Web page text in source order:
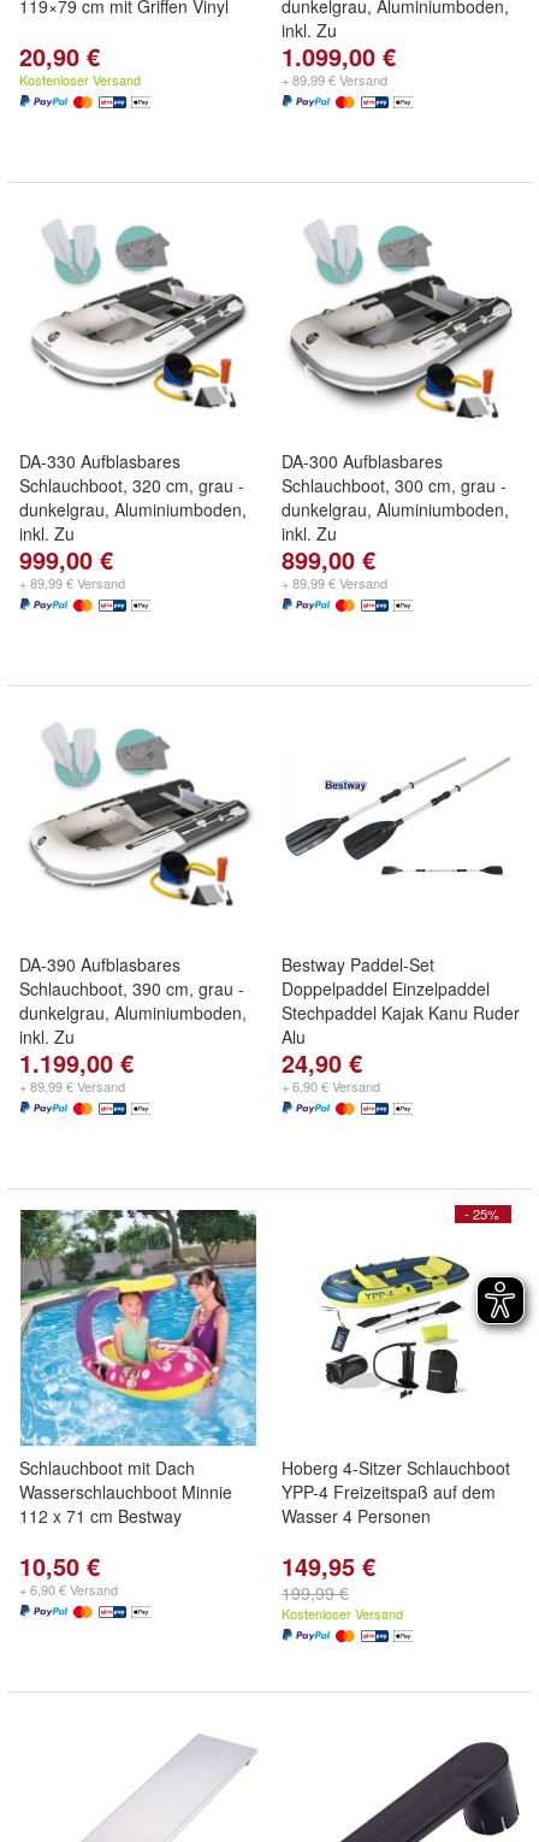
119×79 cm mit Griffen Vinyl
20,90 €
Kostenloser Versand
dunkelgrau, Aluminiumboden,
inkl. Zu
1.099,00 €
+ 89,99 € Versand
DA-330 Aufblasbares
Schlauchboot, 320 cm, grau -
dunkelgrau, Aluminiumboden,
inkl. Zu
999,00 €
+ 89,99 € Versand
DA-300 Aufblasbares
Schlauchboot, 300 cm, grau -
dunkelgrau, Aluminiumboden,
inkl. Zu
899,00 €
+ 89,99 € Versand
DA-390 Aufblasbares
Schlauchboot, 390 cm, grau -
dunkelgrau, Aluminiumboden,
inkl. Zu
1.199,00 €
+ 89,99 € Versand
Bestway Paddel-Set
Doppelpaddel Einzelpaddel
Stechpaddel Kajak Kanu Ruder
Alu
24,90 €
+ 6,90 € Versand
Schlauchboot mit Dach
Wasserschlauchboot Minnie
112 x 71 cm Bestway
10,50 €
+ 6,90 € Versand
- 25%
Hoberg 4-Sitzer Schlauchboot
YPP-4 Freizeitspaß auf dem
Wasser 4 Personen
149,95 €
199,99 €
Kostenloser Versand